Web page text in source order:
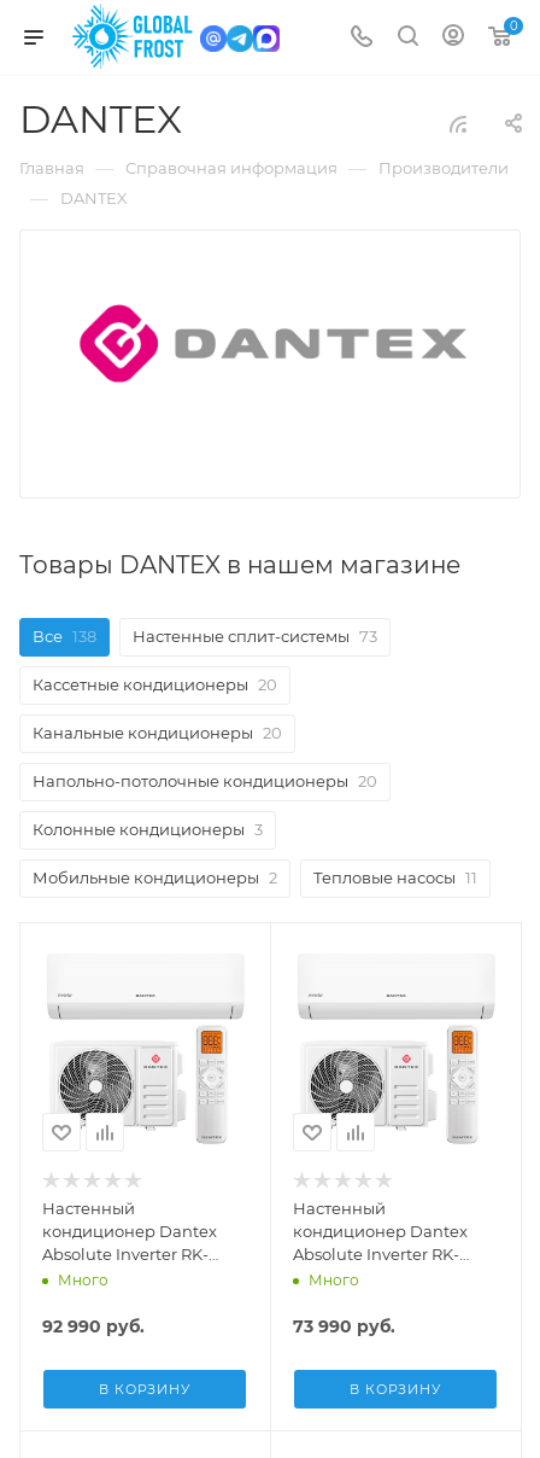
0
DANTEX
Главная — Справочная информация — Производители
— DANTEX
Товары DANTEX в нашем магазине
Все 138 Настенные сплит-системы 73
Кассетные кондиционеры 20
Канальные кондиционеры 20
Напольно-потолочные кондиционеры 20
Колонные кондиционеры 3
Мобильные кондиционеры 2 Тепловые насосы 11
Настенный
кондиционер Dantex
Absolute Inverter RK-
24KATGI/RK-24KATGIE
Много
92 990 руб.
В КОРЗИНУ
Настенный
кондиционер Dantex
Absolute Inverter RK-
18KATGI/RK-18KATGIE
Много
73 990 руб.
В КОРЗИНУ